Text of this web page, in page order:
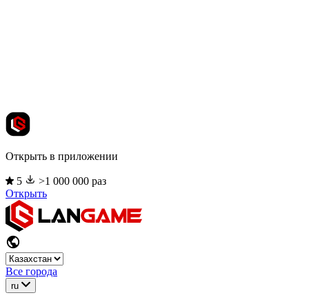
Открыть в приложении
5
>1 000 000 раз
Открыть
Все города
ru